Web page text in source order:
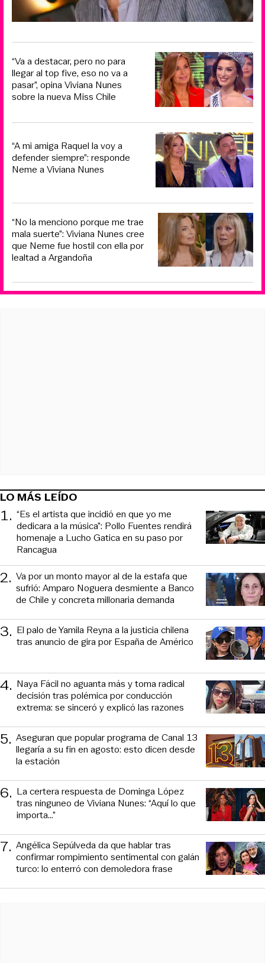
“Va a destacar, pero no para
llegar al top five, eso no va a
pasar”, opina Viviana Nunes
sobre la nueva Miss Chile
“A mi amiga Raquel la voy a
defender siempre”: responde
Neme a Viviana Nunes
“No la menciono porque me trae
mala suerte”: Viviana Nunes cree
que Neme fue hostil con ella por
lealtad a Argandoña
LO MÁS LEÍDO
1. “Es el artista que incidió en que yo me
dedicara a la música”: Pollo Fuentes rendirá
homenaje a Lucho Gatica en su paso por
Rancagua
2. Va por un monto mayor al de la estafa que
sufrió: Amparo Noguera desmiente a Banco
de Chile y concreta millonaria demanda
3. El palo de Yamila Reyna a la justicia chilena
tras anuncio de gira por España de Américo
4. Naya Fácil no aguanta más y toma radical
decisión tras polémica por conducción
extrema: se sinceró y explicó las razones
5. Aseguran que popular programa de Canal 13
llegaría a su fin en agosto: esto dicen desde
la estación
6. La certera respuesta de Dominga López
tras ninguneo de Viviana Nunes: “Aquí lo que
importa...”
7. Angélica Sepúlveda da que hablar tras
confirmar rompimiento sentimental con galán
turco: lo enterró con demoledora frase